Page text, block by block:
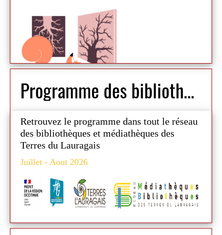
À découvrir dès le 1er septembre à la
médiathèque de Nailloux !
Programme des bibliothèques du réseau
Retrouvez le programme dans tout le réseau
des bibliothèques et médiathèques des
Terres du Lauragais
Juillet - Aout 2026